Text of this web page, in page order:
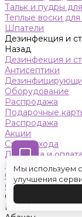
Тальк и пудры
Теплые воски
Шпатели
Дезинфекция и
Назад
Дезинфекция и
Антисептики
Оборудование
Распродажа
Подарочные
Распродажа
Акции
Схемы ухода
Доставка и оплата
Контакты
Обучение
Салон красоты
Оренбург
Назад
Мы используем
улучшения